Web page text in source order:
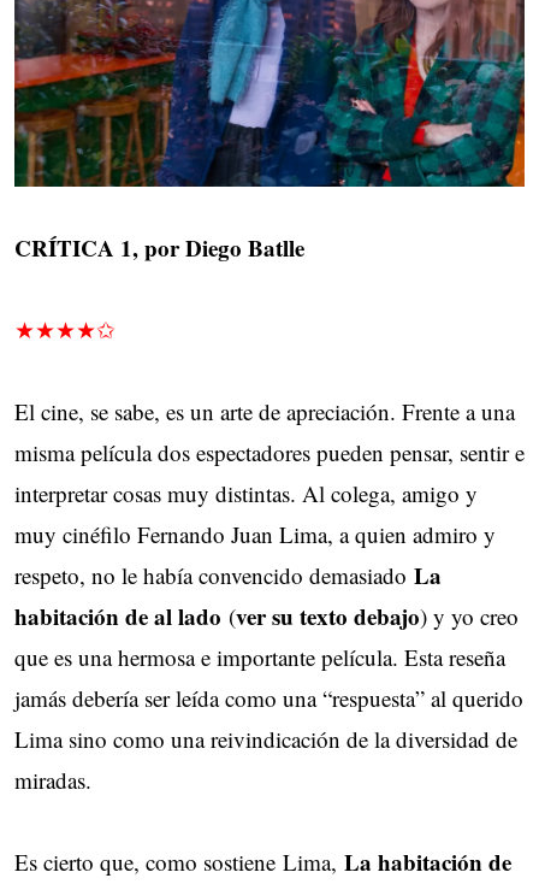
CRÍTICA 1, por Diego Batlle
★★★★✩
El cine, se sabe, es un arte de apreciación. Frente a una
misma película dos espectadores pueden pensar, sentir e
interpretar cosas muy distintas. Al colega, amigo y
muy cinéfilo Fernando Juan Lima, a quien admiro y
respeto, no le había convencido demasiado La
habitación de al lado (ver su texto debajo) y yo creo
que es una hermosa e importante película. Esta reseña
jamás debería ser leída como una “respuesta” al querido
Lima sino como una reivindicación de la diversidad de
miradas.
Es cierto que, como sostiene Lima, La habitación de